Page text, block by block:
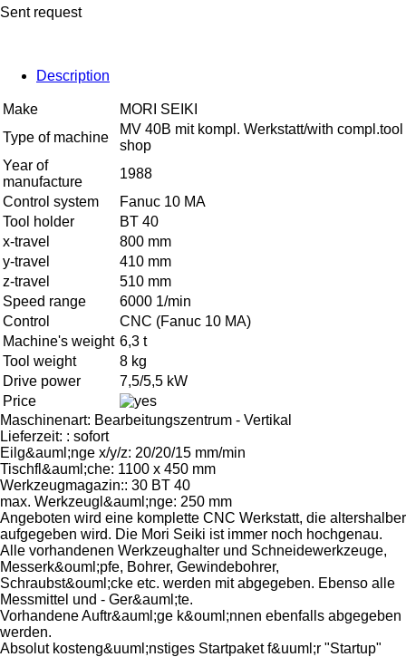
Sent request
Description
Make
MORI SEIKI
Type of machine
MV 40B mit kompl. Werkstatt/with compl.tool
shop
Year of
manufacture
1988
Control system
Fanuc 10 MA
Tool holder
BT 40
x-travel
800 mm
y-travel
410 mm
z-travel
510 mm
Speed range
6000 1/min
Control
CNC (Fanuc 10 MA)
Machine's weight 6,3 t
Tool weight
8 kg
Drive power
7,5/5,5 kW
Price
Maschinenart: Bearbeitungszentrum - Vertikal
Lieferzeit: : sofort
Eilg&auml;nge x/y/z: 20/20/15 mm/min
Tischfl&auml;che: 1100 x 450 mm
Werkzeugmagazin:: 30 BT 40
max. Werkzeugl&auml;nge: 250 mm
Angeboten wird eine komplette CNC Werkstatt, die altershalber
aufgegeben wird. Die Mori Seiki ist immer noch hochgenau.
Alle vorhandenen Werkzeughalter und Schneidewerkzeuge,
Messerk&ouml;pfe, Bohrer, Gewindebohrer,
Schraubst&ouml;cke etc. werden mit abgegeben. Ebenso alle
Messmittel und - Ger&auml;te.
Vorhandene Auftr&auml;ge k&ouml;nnen ebenfalls abgegeben
werden.
Absolut kosteng&uuml;nstiges Startpaket f&uuml;r "Startup"